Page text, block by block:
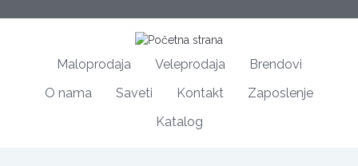
Maloprodaja Veleprodaja
Brendovi
O nama
Saveti Kontakt
Zaposlenje
Katalog